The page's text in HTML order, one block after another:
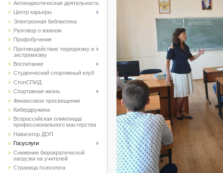
Антинаркотическая деятельность
Центр карьеры
Электронная библиотека
Разговор о важном
Профобучение
Противодействие терроризму и
экстремизму
Воспитание
Студенческий спортивный клуб
CтопСПИД
Спортивная жизнь
Финансовое просвещение
Кибердружина
Всероссийская олимпиада
профессионального мастерства
Навигатор ДОП
Госуслуги
Снижение бюрократической
нагрузки на учителей
Страница психолога